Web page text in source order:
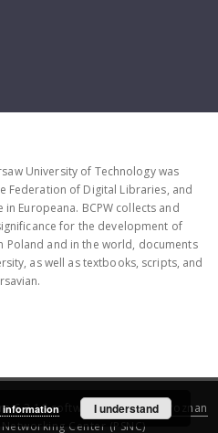
University of Technology was
Federation of Digital Libraries, and
Europeana. BCPW collects and
for the development of
Poland and in the world, documents
as well as textbooks, scripts, and
6.3.16software created by
Poznan
Center (PSNC)
information I understand